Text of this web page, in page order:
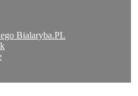
Bialaryba.PL